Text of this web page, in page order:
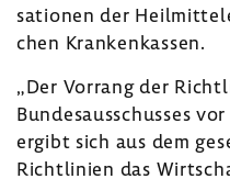
sa­tionen der
chen Kran­ken­kassen.
„Der Vorrang der
Bundes­aus­schusses
ergibt sich aus dem
Richt­li­nien das